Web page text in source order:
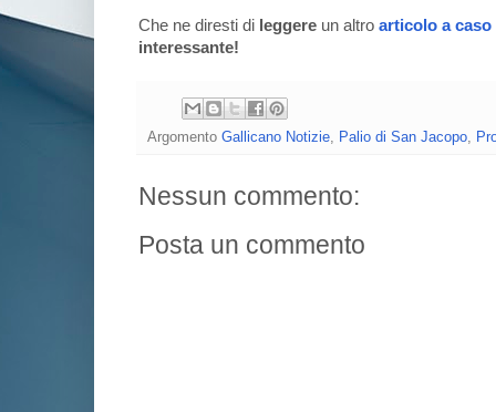
Che ne diresti di leggere un altro articolo a caso
interessante!
Argomento Gallicano Notizie, Palio di San Jacopo,
Nessun commento:
Posta un commento